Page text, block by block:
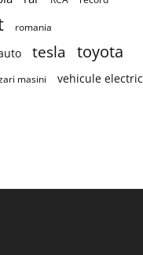
romania
tesla toyota
masini vehicule